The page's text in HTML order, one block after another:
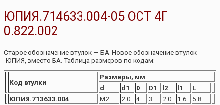
ЮПИЯ.714633.004-05 ОСТ 4Г
0.822.002
Старое обозначение втулок — БА. Новое обозначение втулок
-ЮПИЯ, вместо БА. Таблица размеров по кодам:
Код втулки
Размеры, мм
d
d1 D D1 l2 l1
L
ЮПИЯ.713633.004
М2 2.0 4 3 2.0 1.6
5.8